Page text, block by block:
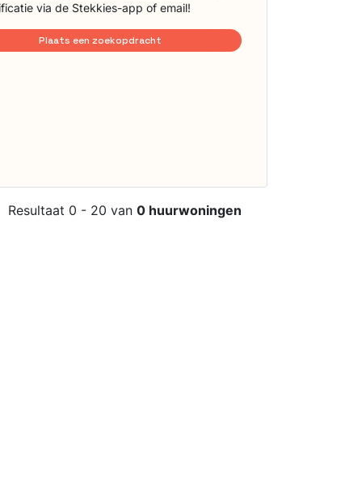
via de Stekkies-app of email!
Plaats een zoekopdracht
Resultaat 0 - 20 van 0 huurwoningen